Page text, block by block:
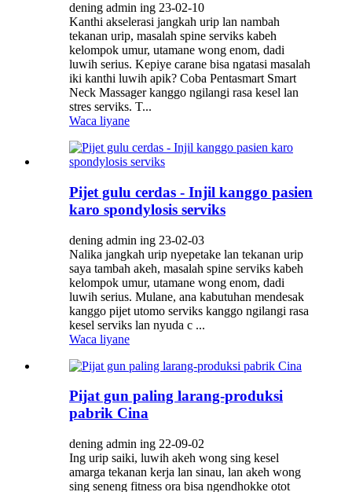
dening admin ing 23-02-10
Kanthi akselerasi jangkah urip lan nambah
tekanan urip, masalah spine serviks kabeh
kelompok umur, utamane wong enom, dadi
luwih serius. Kepiye carane bisa ngatasi masalah
iki kanthi luwih apik? Coba Pentasmart Smart
Neck Massager kanggo ngilangi rasa kesel lan
stres serviks. T...
Waca liyane
Pijet gulu cerdas - Injil kanggo pasien
karo spondylosis serviks
dening admin ing 23-02-03
Nalika jangkah urip nyepetake lan tekanan urip
saya tambah akeh, masalah spine serviks kabeh
kelompok umur, utamane wong enom, dadi
luwih serius. Mulane, ana kabutuhan mendesak
kanggo pijet utomo serviks kanggo ngilangi rasa
kesel serviks lan nyuda c ...
Waca liyane
Pijat gun paling larang-produksi
pabrik Cina
dening admin ing 22-09-02
Ing urip saiki, luwih akeh wong sing kesel
amarga tekanan kerja lan sinau, lan akeh wong
sing seneng fitness ora bisa ngendhokke otot